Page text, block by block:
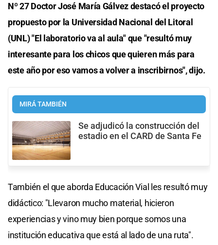
Nº 27 Doctor José María Gálvez destacó el proyecto
propuesto por la Universidad Nacional del Litoral
(UNL) "El laboratorio va al aula" que "resultó muy
interesante para los chicos que quieren más para
este año por eso vamos a volver a inscribirnos", dijo.
MIRÁ TAMBIÉN
Se adjudicó la construcción del
estadio en el CARD de Santa Fe
También el que aborda Educación Vial les resultó muy
didáctico: "Llevaron mucho material, hicieron
experiencias y vino muy bien porque somos una
institución educativa que está al lado de una ruta".